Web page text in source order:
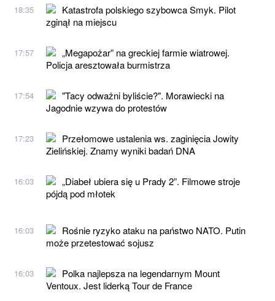
18:35
Katastrofa polskiego szybowca Smyk. Pilot
zginął na miejscu
17:57
„Megapożar” na greckiej farmie wiatrowej.
Policja aresztowała burmistrza
17:54
"Tacy odważni byliście?". Morawiecki na
Jagodnie wzywa do protestów
17:23
Przełomowe ustalenia ws. zaginięcia Jowity
Zielińskiej. Znamy wyniki badań DNA
16:03
„Diabeł ubiera się u Prady 2”. Filmowe stroje
pójdą pod młotek
16:03
Rośnie ryzyko ataku na państwo NATO. Putin
może przetestować sojusz
16:03
Polka najlepsza na legendarnym Mount
Ventoux. Jest liderką Tour de France